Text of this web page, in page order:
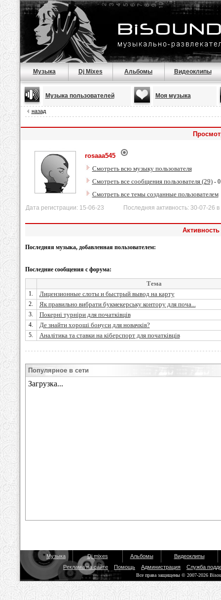
Музыка Dj Mixes Альбомы Видеоклипы
Музыка пользователей Моя музыка
назад
rosaaa545
Смотреть всю музыку пользователя
Смотреть все сообщения пользователя (29)-
Смотреть все темы созданные пользователем
Дата регистрации: 15-06-23 Последняя активность: 30-07-26 в
Последняя музыка, добавленная пользователем:
Последние сообщения с форума:
Тема
1. Лицензионные слоты и быстрый вывод на карту
2. Як правильно вибрати букмекерську контору для поча...
3. Покерні турніри для початківців
4. Де знайти хороші бонуси для новачків?
5. Аналітика та ставки на кіберспорт для початківців
Популярное в сети
Музыка Dj mixes Альбомы
Видеоклипы
Реклама на сайте
Помощь Администрация Служба
Все права защищены © 2007-2026